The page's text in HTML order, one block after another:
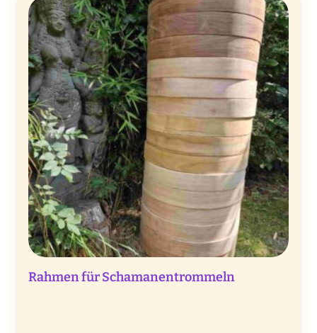
Rahmen für Schamanentrommeln